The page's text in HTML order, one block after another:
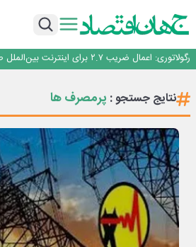
یک اشتباه کلاد، تمام اطلاعات کاربر را به باد داد
رگولاتوری: اعمال ضریب ۲.۷ برای اینترنت بین‌الملل صحت ندارد
با تقاضای برق ناپایدار هوش مصنوعی خودزنی می‌کند
یک اشتباه کلاد، تمام اطلاعات کاربر را به باد داد
نتایج جستجو : پرمصرف ها